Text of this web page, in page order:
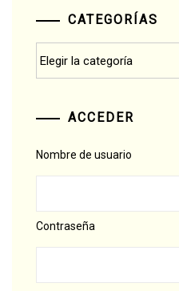
CATEGORÍAS
ACCEDER
Nombre de usuario
Contraseña